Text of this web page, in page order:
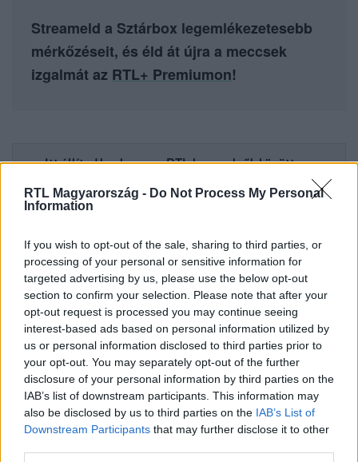
RTL Magyarország - Do Not Process My Personal
Information
If you wish to opt-out of the sale, sharing to third parties, or
processing of your personal or sensitive information for
targeted advertising by us, please use the below opt-out
section to confirm your selection. Please note that after your
opt-out request is processed you may continue seeing
interest-based ads based on personal information utilized by
us or personal information disclosed to third parties prior to
your opt-out. You may separately opt-out of the further
disclosure of your personal information by third parties on the
IAB’s list of downstream participants. This information may
also be disclosed by us to third parties on the IAB’s List of
Downstream Participants that may further disclose it to other
Streameld a Sztárbox legemlékezetesebb
mérkőzéseit, és éld át újra a meccsek
izgalmát az RTL+ Premiumon!
Itt állítsd be, hogy az RTL.hu az elsők között
Kövess minket, és értesülj a friss hírekről a
Facebookon is!
Követem